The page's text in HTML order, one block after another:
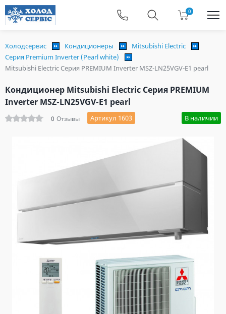
0
Холодсервис Кондиционеры
Mitsubishi Electric
Серия Premium Inverter (Pearl white)
Mitsubishi Electric Серия PREMIUM Inverter MSZ-LN25VGV-E1 pearl
Кондиционер Mitsubishi Electric Серия PREMIUM
Inverter MSZ-LN25VGV-E1 pearl
0 Отзывы Артикул 1603 В наличии